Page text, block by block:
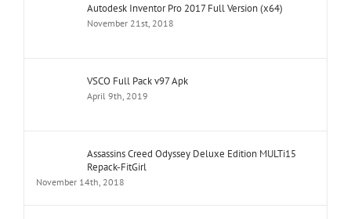
Autodesk Inventor Pro 2017 Full Version (x64)
November 21st, 2018
VSCO Full Pack v97 Apk
April 9th, 2019
Assassins Creed Odyssey Deluxe Edition MULTi15
Repack-FitGirl
November 14th, 2018